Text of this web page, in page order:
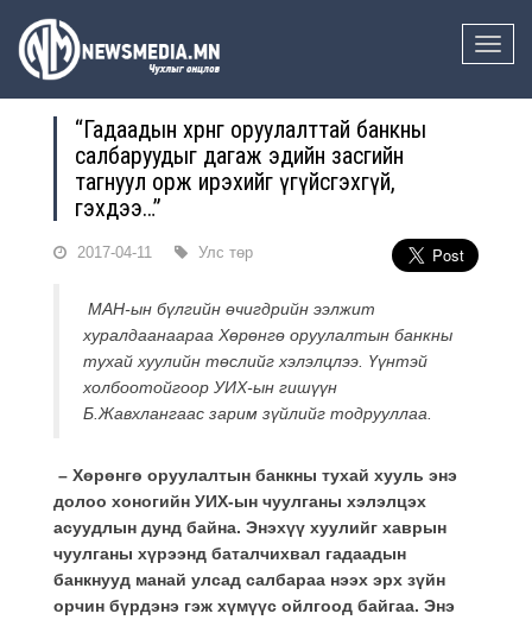
Toggle
“Гадаадын хөрөнгө оруулалттай банкны
салбаруудыг дагаж эдийн засгийн
тагнуул орж ирэхийг үгүйсгэхгүй,
гэхдээ…”
2017-04-11 Улс төр
МАН-ын бүлгийн өчигдрийн ээлжит
хуралдаанаараа Хөрөнгө оруулалтын банкны
тухай хуулийн төслийг хэлэлцлээ. Үүнтэй
холбоотойгоор УИХ-ын гишүүн
Б.Жавхлангаас зарим зүйлийг тодрууллаа.
– Хөрөнгө оруулалтын банкны тухай хууль энэ
долоо хоногийн УИХ-ын чуулганы хэлэлцэх
асуудлын дунд байна. Энэхүү хуулийг хаврын
чуулганы хүрээнд баталчихвал гадаадын
банкнууд манай улсад салбараа нээх эрх зүйн
орчин бүрдэнэ гэж хүмүүс ойлгоод байгаа. Энэ